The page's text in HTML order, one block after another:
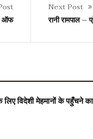
ऑफ
Next Post
रानी रामपाल –
विदेशी मेहमानों के पहुँचने का